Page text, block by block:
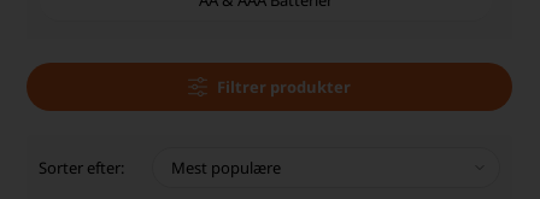
Filtrer produkter
Sorter efter: